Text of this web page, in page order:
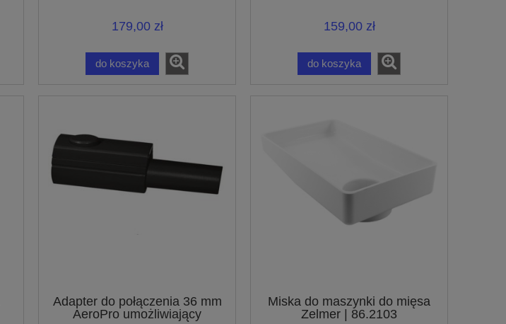
179,00 zł
do koszyka
159,00 zł
do koszyka
Adapter do połączenia 36 mm
AeroPro umożliwiający
Miska do maszynki do mięsa
Zelmer | 86.2103